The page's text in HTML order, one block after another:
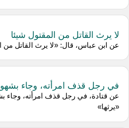
لا يرث القاتل من المقتول شيئا
عن ابن عباس، قال: «لا يرث القاتل من
في رجل قذف امرأته، وجاء
عن قتادة، في رجل قذف امرأته، وجاء
«يرثها»